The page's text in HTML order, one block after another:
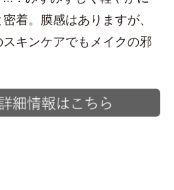
着。膜感はありますが、
キンケアでもメイクの邪